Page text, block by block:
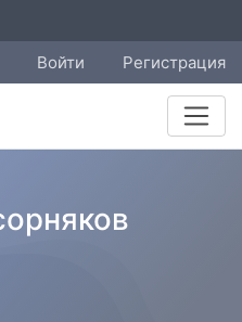
Войти Регистрация